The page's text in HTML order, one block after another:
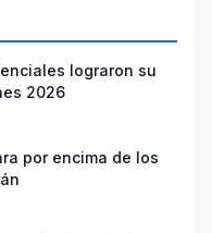
lograron su
2026
por encima de los